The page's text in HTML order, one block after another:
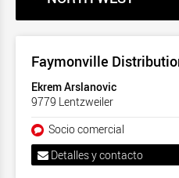
Faymonville
Ekrem Arslanovic
9779 Lentzweiler
Socio comercial
Detalles y contacto